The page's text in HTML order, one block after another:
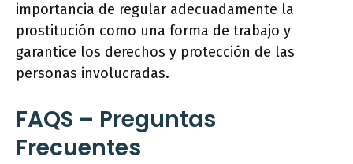
importancia de regular adecuadamente la
prostitución como una forma de trabajo y
garantice los derechos y protección de las
personas involucradas.
FAQS – Preguntas
Frecuentes